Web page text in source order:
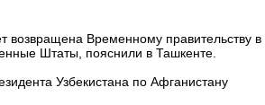
возвращена Временному правительству в
Штаты, пояснили в Ташкенте.
Узбекистана по Афганистану